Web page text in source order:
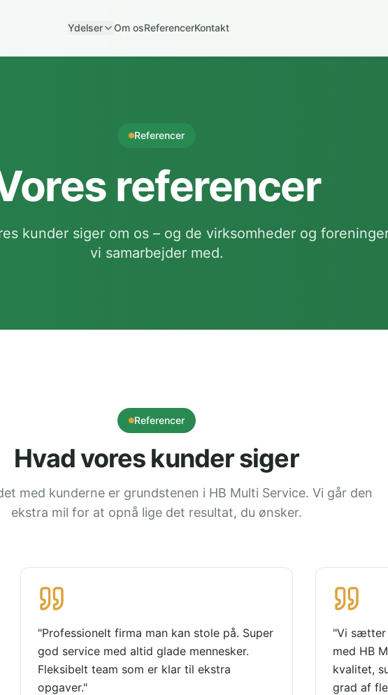
Ydelser Om osReferencerKontakt
Referencer
referencer
kunder siger om os – og de virksomheder og
vi samarbejder med.
Referencer
Hvad vores kunder siger
med kunderne er grundstenen i HB Multi Service. Vi går den
ekstra mil for at opnå lige det resultat, du ønsker.
"Professionelt firma man kan stole på. Super
god service med altid glade mennesker.
Fleksibelt team som er klar til ekstra
opgaver."
"Vi sætter
med HB
kvalitet,
grad af